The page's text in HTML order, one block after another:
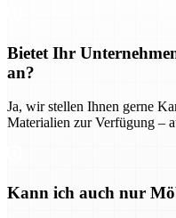
Bietet Ihr
an?
Ja, wir stellen Ihnen gerne
Materialien zur Verfügung –
Kann ich auch nur